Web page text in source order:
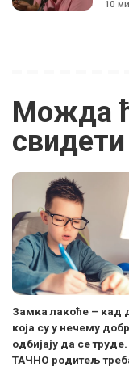
10
Можда
свидети
Замка лакоће – кад
која су у нечему
одбијају да се
ТАЧНО родитељ